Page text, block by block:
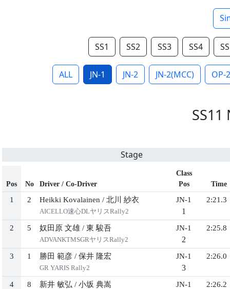
SS1 SS2 SS3 SS4
ALL JN-1 JN-2 JN-2(MCC) OP-2
SS11
Stage
Pos No Driver / Co-Driver
Class
Pos
Time
1 2 Heikki Kovalainen / 北川 紗衣
AICELLO速心DLヤリスRally2
JN-1
1
2:21.3
2 5 奴田原 文雄 / 東 駿吾
ADVANKTMSGRヤリスRally2
JN-1
2
2:25.8
3 1 勝田 範彦 / 保井 隆宏
GR YARIS Rally2
JN-1
3
2:26.0
4 8 新井 敏弘 / 小坂 典嵩 JN-1 2:26.2